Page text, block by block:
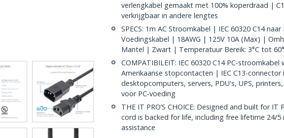
verlengkabel gemaakt met 100% koperdraad |
verkrijgbaar in andere lengtes
SPECS: 1m AC Stroomkabel | IEC 60320 C14 naar
Voedingskabel | 18AWG | 125V 10A (Max) |
Mantel | Zwart | Temperatuur Bereik: 3°C tot
COMPATIBILEIT: IEC 60320 C14 PC-
Amerikaanse stopcontacten | IEC C13-
desktopcomputers, servers, PDU's, UPS,
voor PC-voeding
THE IT PRO’S CHOICE: Designed and built for
cord is backed for life, including free lifetime 24/5
assistance